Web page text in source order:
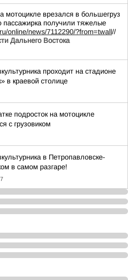
мотоцикле врезался в большегруз
пассажирка получили тяжелые
online/news/7112290/?from=twall//
Дальнего Востока
проходит на стадионе
в краевой столице
подросток на мотоцикле
с грузовиком
в Петропавловске-
в самом разгаре!